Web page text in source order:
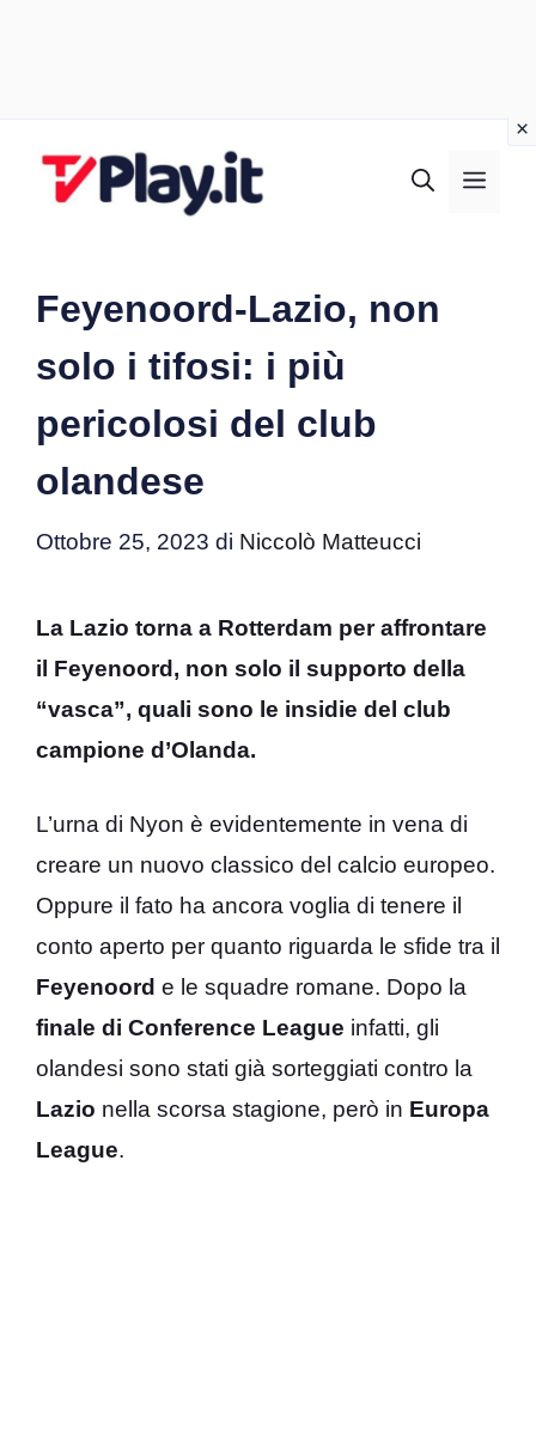
Feyenoord-Lazio, non
solo i tifosi: i più
pericolosi del club
olandese
Ottobre 25, 2023 di Niccolò Matteucci
La Lazio torna a Rotterdam per affrontare
il Feyenoord, non solo il supporto della
“vasca”, quali sono le insidie del club
campione d’Olanda.
L’urna di Nyon è evidentemente in vena di
creare un nuovo classico del calcio europeo.
Oppure il fato ha ancora voglia di tenere il
conto aperto per quanto riguarda le sfide tra il
Feyenoord e le squadre romane. Dopo la
finale di Conference League infatti, gli
olandesi sono stati già sorteggiati contro la
Lazio nella scorsa stagione, però in Europa
League.